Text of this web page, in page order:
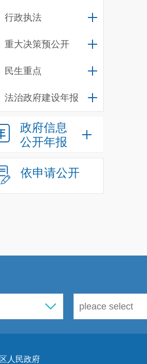
行政执法
重大决策预公开
民生重点
法治政府建设年报
政府信息
公开年报
依申请公开
人民政府